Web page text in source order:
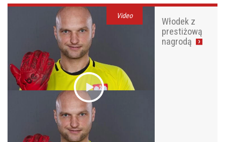
Video
Włodek z
prestiżową
nagrodą